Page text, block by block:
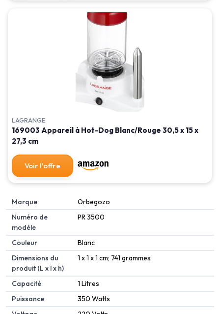
LAGRANGE
169003 Appareil à Hot-Dog Blanc/Rouge 30,5 x 15 x
27,3 cm
Voir l'offre
Marque
‎Orbegozo
Numéro de
modèle
‎PR 3500
Couleur
‎Blanc
Dimensions du
produit (L x l x h)
‎1 x 1 x 1 cm; 741 grammes
Capacité
‎1 Litres
Puissance
‎350 Watts